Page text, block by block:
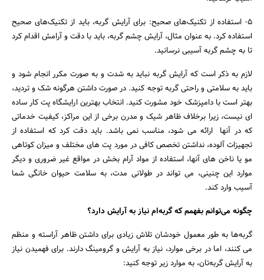
5- استفاده از تکنیک‌های صحیح: برای آرایش گربه، باید از تکنیک‌های صحیح
استفاده کرد. به عنوان مثال، آرایش چشم گربه، باید با دقت و آرامش اقدام کرد
تا به چشم گربه آسیبی نرسانید.
لازم به ذکر است که آرایش گربه نباید به شدت و به صورت مکرر انجام شود و
باید به سلامتی و راحتی گربه توجه کنید. در صورت داشتن هرگونه شک و تردید،
بهتر است با دامپزشک خود مشورت کنید. انتخاب بهترین ارایشگاه پت کار ساده
ای نیست، زیرا برخلاف ظاهر شیک و مدرن برخی از این مراکز، کیفیت خدماتی
که در آنها ارائه می شود، مناسب نمی باشد. باید دقت کرد که استفاده از
تجهیزات آلوده، نداشتن تخصص کافی در مورد پت های مختلف و میزان کوتاهی
مو یا ناخن های آنها، استفاده از مواد آرام بخش در مواقع غیر ضروری و دیگر
موارد این چنینی، می تواند در طولانی مدت، به سلامت حیوان خانگی شما
آسیب وارد کند.
چگونه می‌توانم بفهمم که گربه‌ام نیاز به آرایش دارد؟
گربه‌ها به طور معمول خودشان تلاش زیادی برای داشتن ظاهر آراسته و منظم
می کنند، اما در برخی موارد، نیاز به آرایش و گرومینگ دارند. برای فهمیدن نیاز
به آرایش گربه‌تان، به موارد زیر توجه کنید: